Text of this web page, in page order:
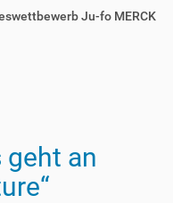
Ju-fo MERCK
geht an